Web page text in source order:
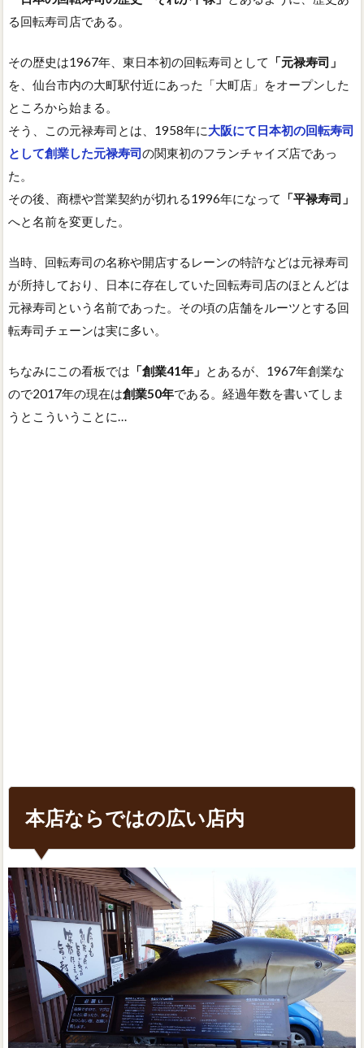
る回転寿司店である。
その歴史は1967年、東日本初の回転寿司として
「元禄寿司」
を、仙台市内の大町駅付近にあった「大町店」をオープンした
ところから始まる。
そう、この元禄寿司とは、1958年に大阪にて日本初の回転寿司
として創業した元禄寿司の関東初のフランチャイズ店であっ
た。
その後、商標や営業契約が切れる1996年になって
「平禄寿司」
へと名前を変更した。
当時、回転寿司の名称や開店するレーンの特許などは元禄寿司
が所持しており、日本に存在していた回転寿司店のほとんどは
元禄寿司という名前であった。その頃の店舗をルーツとする回
転寿司チェーンは実に多い。
ちなみにこの看板では 「創業41年」 とあるが、1967年創業な
ので2017年の現在は創業50年である。経過年数を書いてしま
うとこういうことに…
本店ならではの広い店内